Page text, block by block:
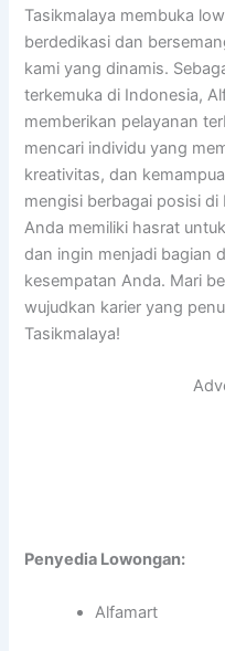
Tasikmalaya membuka
berdedikasi dan
kami yang dinamis.
terkemuka di Indonesia,
memberikan pelayanan
mencari individu yang
kreativitas, dan
mengisi berbagai posisi
Anda memiliki hasrat
dan ingin menjadi bagian
kesempatan Anda. Mari
wujudkan karier yang
Tasikmalaya!
Penyedia Lowongan:
Alfamart